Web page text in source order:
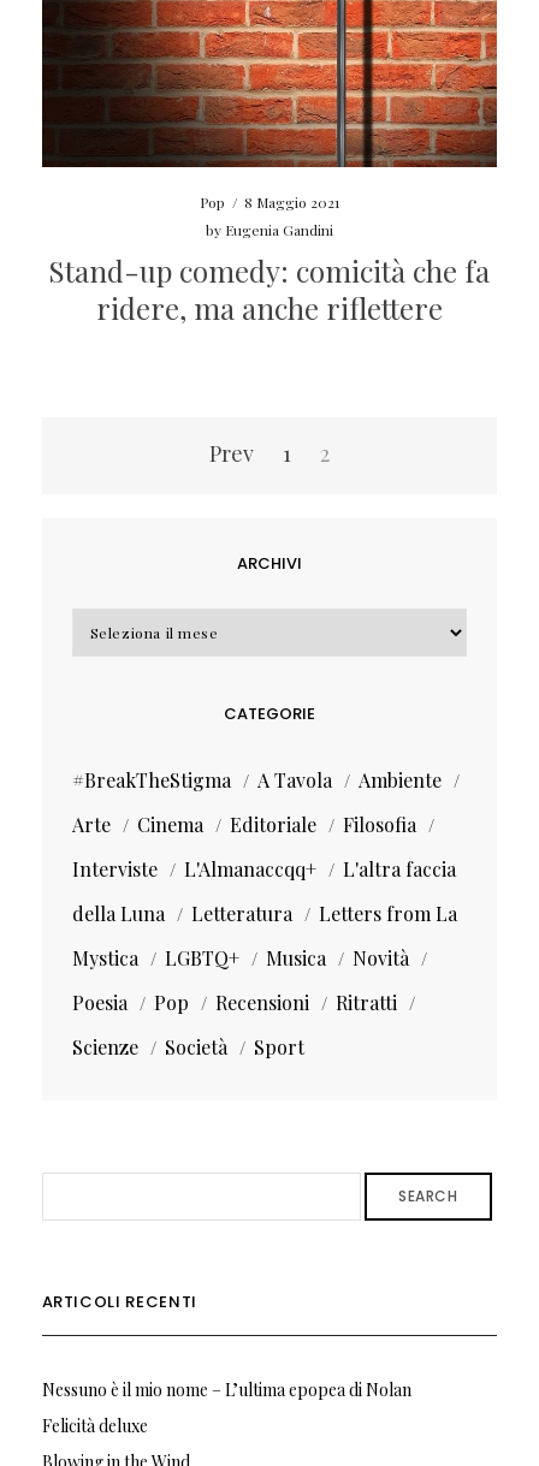
Pop / 8 Maggio 2021
by Eugenia Gandini
Stand-up comedy: comicità che fa
ridere, ma anche riflettere
Prev 1 2
ARCHIVI
Archivi
CATEGORIE
#BreakTheStigma A Tavola
Ambiente
Arte
Cinema Editoriale
Filosofia
Interviste
L'Almanaccqq+
L'altra faccia
della Luna
Letteratura
Letters from La
Mystica
LGBTQ+ Musica
Novità
Poesia
Pop Recensioni
Ritratti
Scienze
Società Sport
SEARCH
ARTICOLI RECENTI
Nessuno è il mio nome – L’ultima epopea di Nolan
Felicità deluxe